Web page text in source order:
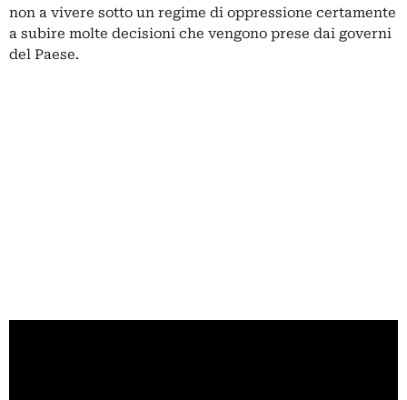
non a vivere sotto un regime di oppressione certamente
a subire molte decisioni che vengono prese dai governi
del Paese.